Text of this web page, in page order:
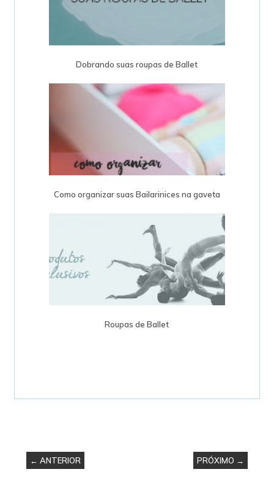
Dobrando suas roupas de Ballet
Como organizar suas Bailarinices na gaveta
Roupas de Ballet
← ANTERIOR PRÓXIMO →